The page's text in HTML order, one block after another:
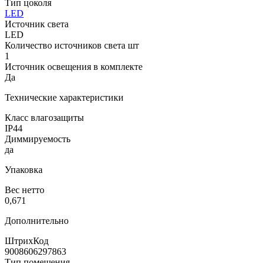
Тип цоколя
LED
Источник света
LED
Количество источников света шт
1
Источник освещения в комплекте
Да
Технические характеристики
Класс влагозащиты
IP44
Диммируемость
да
Упаковка
Вес нетто
0,671
Дополнительно
ШтрихКод
9008606297863